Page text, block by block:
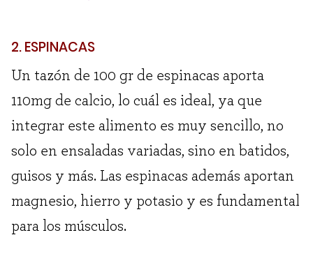
2. ESPINACAS
Un tazón de 100 gr de espinacas aporta
110mg de calcio, lo cuál es ideal, ya que
integrar este alimento es muy sencillo, no
solo en ensaladas variadas, sino en batidos,
guisos y más. Las espinacas además aportan
magnesio, hierro y potasio y es fundamental
para los músculos.